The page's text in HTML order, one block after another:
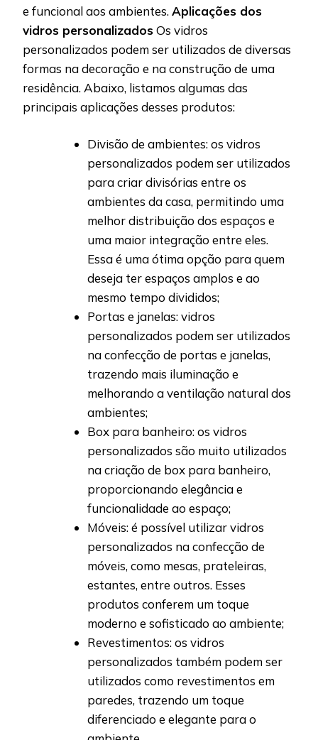
e funcional aos ambientes. Aplicações dos
vidros personalizadosOs vidros
personalizados podem ser utilizados de diversas
formas na decoração e na construção de uma
residência. Abaixo, listamos algumas das
principais aplicações desses produtos:
Divisão de ambientes: os vidros
personalizados podem ser utilizados
para criar divisórias entre os
ambientes da casa, permitindo uma
melhor distribuição dos espaços e
uma maior integração entre eles.
Essa é uma ótima opção para quem
deseja ter espaços amplos e ao
mesmo tempo divididos;
Portas e janelas: vidros
personalizados podem ser utilizados
na confecção de portas e janelas,
trazendo mais iluminação e
melhorando a ventilação natural dos
ambientes;
Box para banheiro: os vidros
personalizados são muito utilizados
na criação de box para banheiro,
proporcionando elegância e
funcionalidade ao espaço;
Móveis: é possível utilizar vidros
personalizados na confecção de
móveis, como mesas, prateleiras,
estantes, entre outros. Esses
produtos conferem um toque
moderno e sofisticado ao ambiente;
Revestimentos: os vidros
personalizados também podem ser
utilizados como revestimentos em
paredes, trazendo um toque
diferenciado e elegante para o